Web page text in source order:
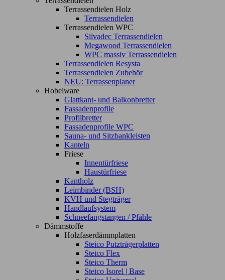
Terrassendielen Holz
Terrassendielen
Terrassendielen WPC
Silvadec Terrassendielen
Megawood Terrassendielen
WPC massiv Terrassendielen
Terrassendielen Resysta
Terrassendielen Zubehör
NEU: Terrassenplaner
Hobelware
Glattkant- und Balkonbretter
Fassadenprofile
Profilbretter
Fassadenprofile WPC
Sauna- und Sitzbankleisten
Kanteln
Friese
Innentürfriese
Haustürfriese
Kantholz
Leimbinder (BSH)
KVH und Stegträger
Handlaufsystem
Schneefangstangen / Pfähle
Dämmstoffe
Holzfaserdämmplatten
Steico Putzträgerplatten
Steico Flex
Steico Therm
Steico Isorel | Base